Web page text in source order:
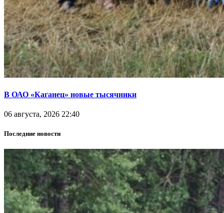
В ОАО «Каганец» новые тысячники
06 августа, 2026 22:40
Последние новости